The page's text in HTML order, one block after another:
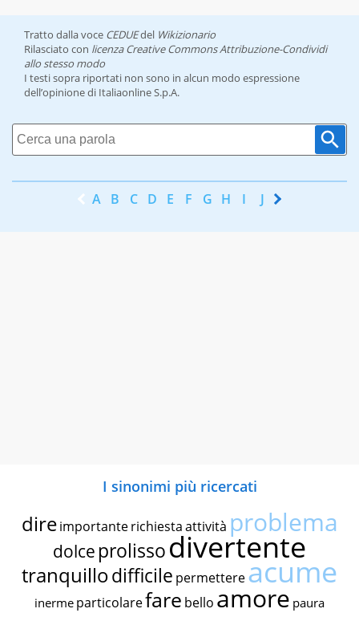
Tratto dalla voce CEDUEdel Wikizionario
Rilasciato con licenza Creative Commons Attribuzione-Condividi
allo stesso modo
I testi sopra riportati non sono in alcun modo espressione
dell’opinione di Italiaonline S.p.A.
A B C D E F G H I J K
I sinonimi più ricercati
dire importante richiestaattività problema
dolce prolissodivertente
tranquillodifficile permettereacume
inerme particolarefare bello amore paura